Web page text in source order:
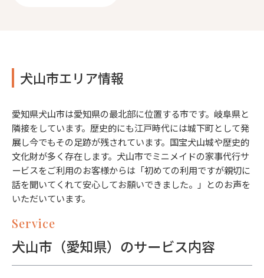
犬山市エリア情報
愛知県犬山市は愛知県の最北部に位置する市です。岐阜県と
隣接をしています。歴史的にも江戸時代には城下町として発
展し今でもその足跡が残されています。国宝犬山城や歴史的
文化財が多く存在します。犬山市でミニメイドの家事代行サ
ービスをご利用のお客様からは「初めての利用ですが親切に
話を聞いてくれて安心してお願いできました。」とのお声を
いただいています。
Service
犬山市（愛知県）のサービス内容